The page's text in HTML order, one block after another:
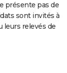
présente pas de
sont invités à
leurs relevés de